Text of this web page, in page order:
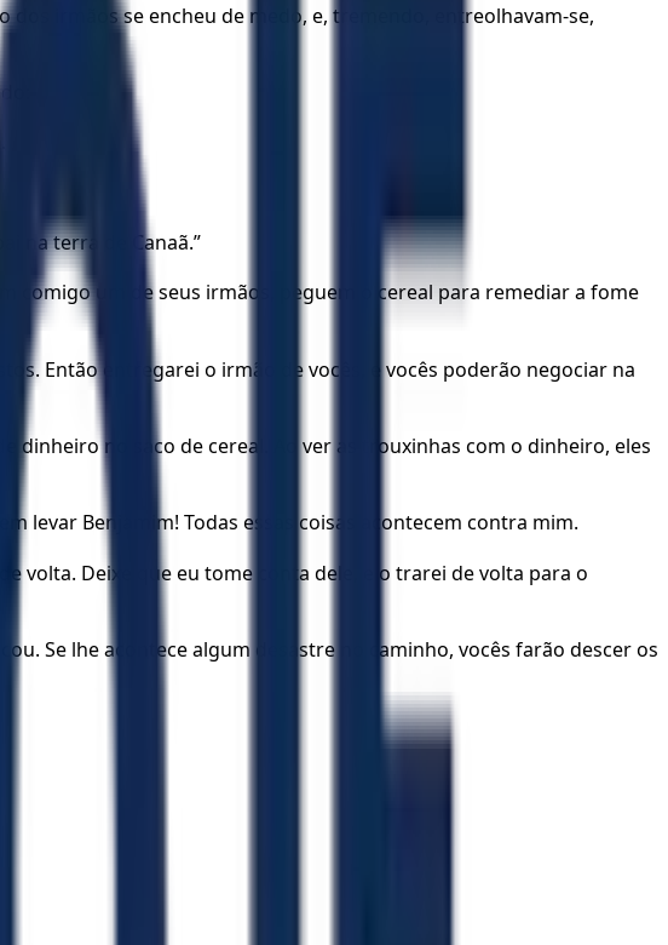
dos irmãos se encheu de medo, e, tremendo, entreolhavam-se,
na terra de Canaã.”
comigo um de seus irmãos, peguem o cereal para remediar a fome
Então entregarei o irmão de vocês, e vocês poderão negociar na
dinheiro no saco de cereal. Ao ver as trouxinhas com o dinheiro, eles
levar Benjamim! Todas essas coisas acontecem contra mim.
volta. Deixe que eu tome conta dele, e o trarei de volta para o
Se lhe acontece algum desastre no caminho, vocês farão descer os